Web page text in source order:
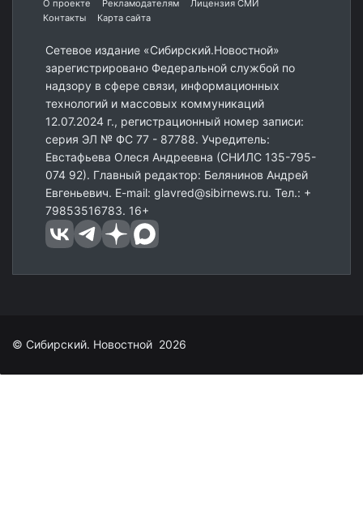
О проекте Рекламодателям
Лицензия СМИ
Контакты
Карта сайта
Сетевое издание «Сибирский.Новостной»
зарегистрировано Федеральной службой по
надзору в сфере связи, информационных
технологий и массовых коммуникаций
12.07.2024 г., регистрационный номер записи:
серия ЭЛ № ФС 77 - 87788. Учредитель:
Евстафьева Олеся Андреевна (СНИЛС 135-795-
074 92). Главный редактор: Белянинов Андрей
Евгеньевич. E-mail: glavred@sibirnews.ru. Тел.: +
79853516783. 16+
© Сибирский. Новостной 2026